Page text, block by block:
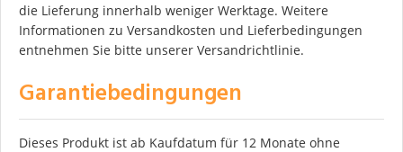
die Lieferung innerhalb weniger Werktage. Weitere
Informationen zu Versandkosten und Lieferbedingungen
entnehmen Sie bitte unserer Versandrichtlinie.
Garantiebedingungen
Dieses Produkt ist ab Kaufdatum für 12 Monate ohne